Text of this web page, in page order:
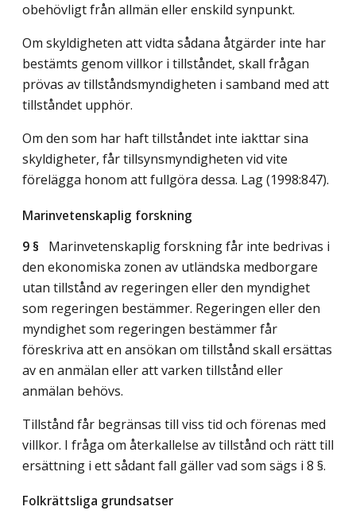
obehövligt från allmän eller enskild synpunkt.
Om skyldigheten att vidta sådana åtgärder inte har
bestämts genom villkor i tillståndet, skall frågan
prövas av tillståndsmyndigheten i samband med att
tillståndet upphör.
Om den som har haft tillståndet inte iakttar sina
skyldigheter, får tillsynsmyndigheten vid vite
förelägga honom att fullgöra dessa. Lag (1998:847).
Marinvetenskaplig forskning
9 § Marinvetenskaplig forskning får inte bedrivas i
den ekonomiska zonen av utländska medborgare
utan tillstånd av regeringen eller den myndighet
som regeringen bestämmer. Regeringen eller den
myndighet som regeringen bestämmer får
föreskriva att en ansökan om tillstånd skall ersättas
av en anmälan eller att varken tillstånd eller
anmälan behövs.
Tillstånd får begränsas till viss tid och förenas med
villkor. I fråga om återkallelse av tillstånd och rätt till
ersättning i ett sådant fall gäller vad som sägs i 8 §.
Folkrättsliga grundsatser